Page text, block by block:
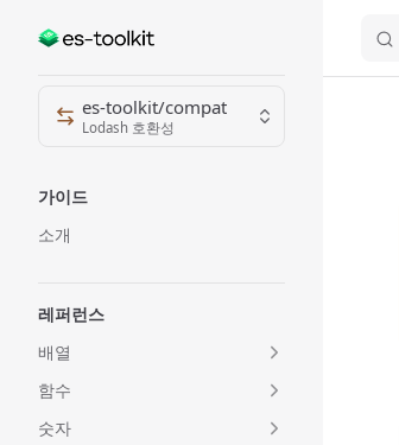
Skip to content
Sidebar Navigation
es-toolkit/compat
Lodash 호환성
가이드
소개
레퍼런스
배열
함수
숫자